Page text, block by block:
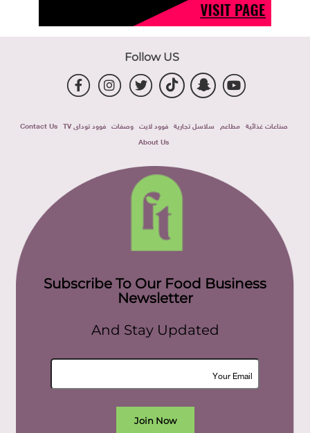
Follow US
صناعات غذائية مطاعم سلاسل تجارية فوود لايت وصفات فوود توداى TV
Contact Us
About Us
Subscribe To Our Food Business
Newsletter
And Stay Updated
Join Now